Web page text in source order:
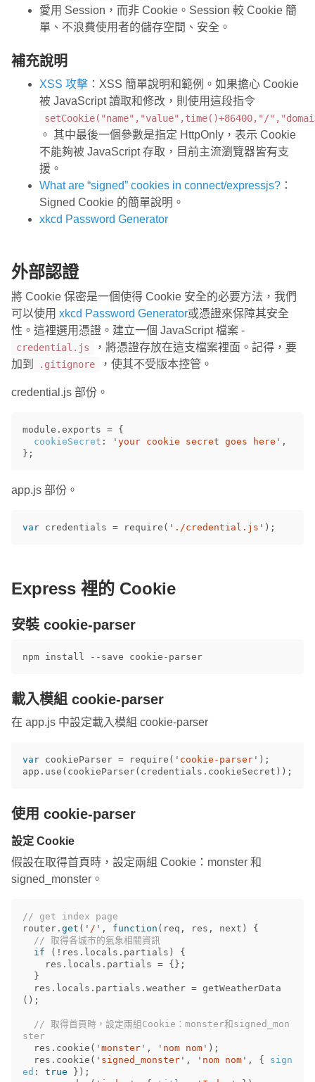
愛用 Session，而非 Cookie。Session 較 Cookie 簡
單、不浪費使用者的儲存空間、安全。
補充說明
XSS 攻擊 ：XSS 簡單說明和範例。如果擔心 Cookie
被 JavaScript 讀取和修改，則使用這段指令
setCookie("name","value",time()+86400,"/
。 其中最後一個參數是指定 HttpOnly，表示 Cookie
不能夠被 JavaScript 存取，目前主流瀏覽器皆有支
援。
What are “signed” cookies in connect/expressjs? ：
Signed Cookie 的簡單說明。
xkcd Password Generator
外部認證
將 Cookie 保密是一個使得 Cookie 安全的必要方法，我們
可以使用 xkcd Password Generator或憑證來保障其安全
性。這裡選用憑證。建立一個 JavaScript 檔案 -
credential.js
，將憑證存放在這支檔案裡面。記得，要
加到
.gitignore ，使其不受版本控管。
credential.js 部份。
module . exports = {
cookieSecret : ' your cookie secret goes here ' ,
};
app.js 部份。
var credentials = require ( ' ./credential.js ' );
Express 裡的 Cookie
安裝 cookie-parser
載入模組 cookie-parser
在 app.js 中設定載入模組 cookie-parser
var cookieParser = require ( ' cookie-parser ' );
app . use ( cookieParser( credentials . cookieSecret ));
使用 cookie-parser
設定 Cookie
假設在取得首頁時，設定兩組 Cookie：monster 和
signed_monster。
// get index page
router . get ( ' / ' , function ( req , res , next )
{
// 取得各城市的氣象相關資訊
if
( ! res . locals . partials )
{
res . locals . partials = {};
}
res . locals . partials . weather = getWeatherData
();
// 取得首頁時，設定兩組Cookie：monster和signed_mon
ster
res . cookie ( ' monster ' , ' nom nom ' );
res . cookie ( ' signed_monster ' , ' nom nom ' , {
sign
ed : true
});